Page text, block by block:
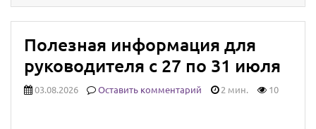
Полезная информация для
руководителя с 27 по 31 июля
03.08.2026 Оставить комментарий 2 мин. 10